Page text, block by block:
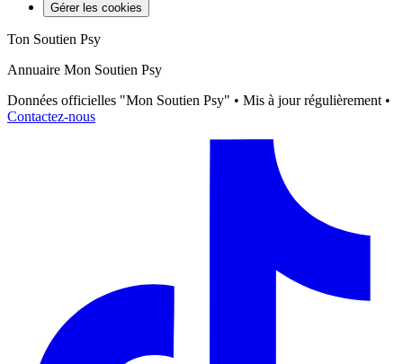
Gérer les cookies
Ton Soutien Psy
Annuaire Mon Soutien Psy
Données officielles "Mon Soutien Psy" • Mis à jour régulièrement •
Contactez-nous